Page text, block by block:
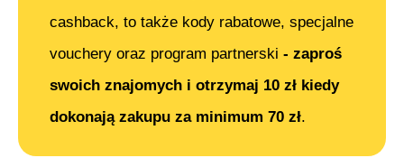
cashback, to także kody rabatowe, specjalne
vouchery oraz program partnerski - zaproś
swoich znajomych i otrzymaj 10 zł kiedy
dokonają zakupu za minimum 70 zł.